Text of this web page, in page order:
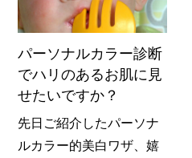
パーソナルカラー診断
でハリのあるお肌に見
せたいですか？
先日ご紹介したパーソナ
ルカラー的美白ワザ、嬉